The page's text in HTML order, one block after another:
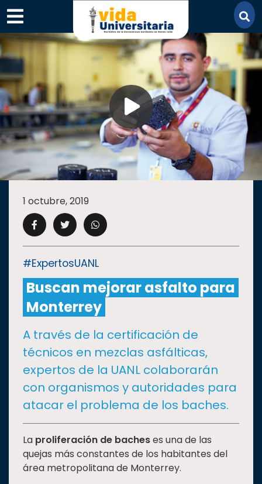
×
SECCIONES
ACADEMIA
CAMPUS UANL
CULTURA
I+D+IEXPERTOS
SALUD
SUSTENTABILIDAD
TEMAS
1 octubre, 2019
#ExpertosUANL
Buscan mejorar asfalto para
Monterrey
A través de la certificación de
técnicos en mezclas asfálticas,
expertos de la UANL colaborarán
con organismos y autoridades para
atacar el problema de los baches.
La proliferación de bacheses una de las
quejas más constantes de los habitantes del
área metropolitana de Monterrey.